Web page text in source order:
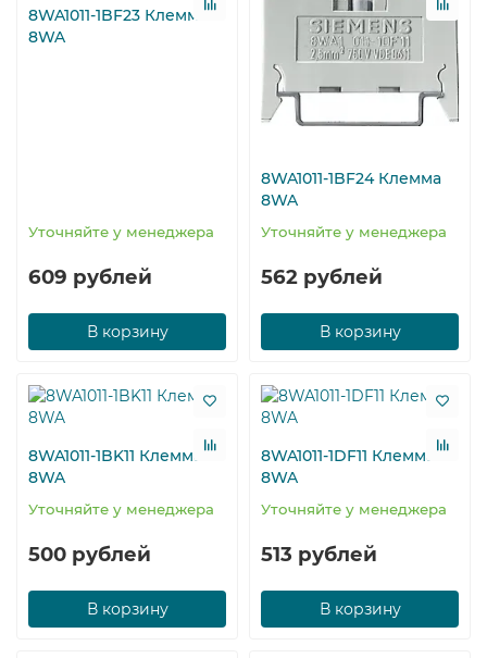
8WA1011-1BF23 Клемма
8WA
Уточняйте у менеджера
609 рублей
В корзину
8WA1011-1BF24 Клемма
8WA
Уточняйте у менеджера
562 рублей
В корзину
8WA1011-1BK11 Клемма
8WA
Уточняйте у менеджера
500 рублей
В корзину
8WA1011-1DF11 Клемма
8WA
Уточняйте у менеджера
513 рублей
В корзину